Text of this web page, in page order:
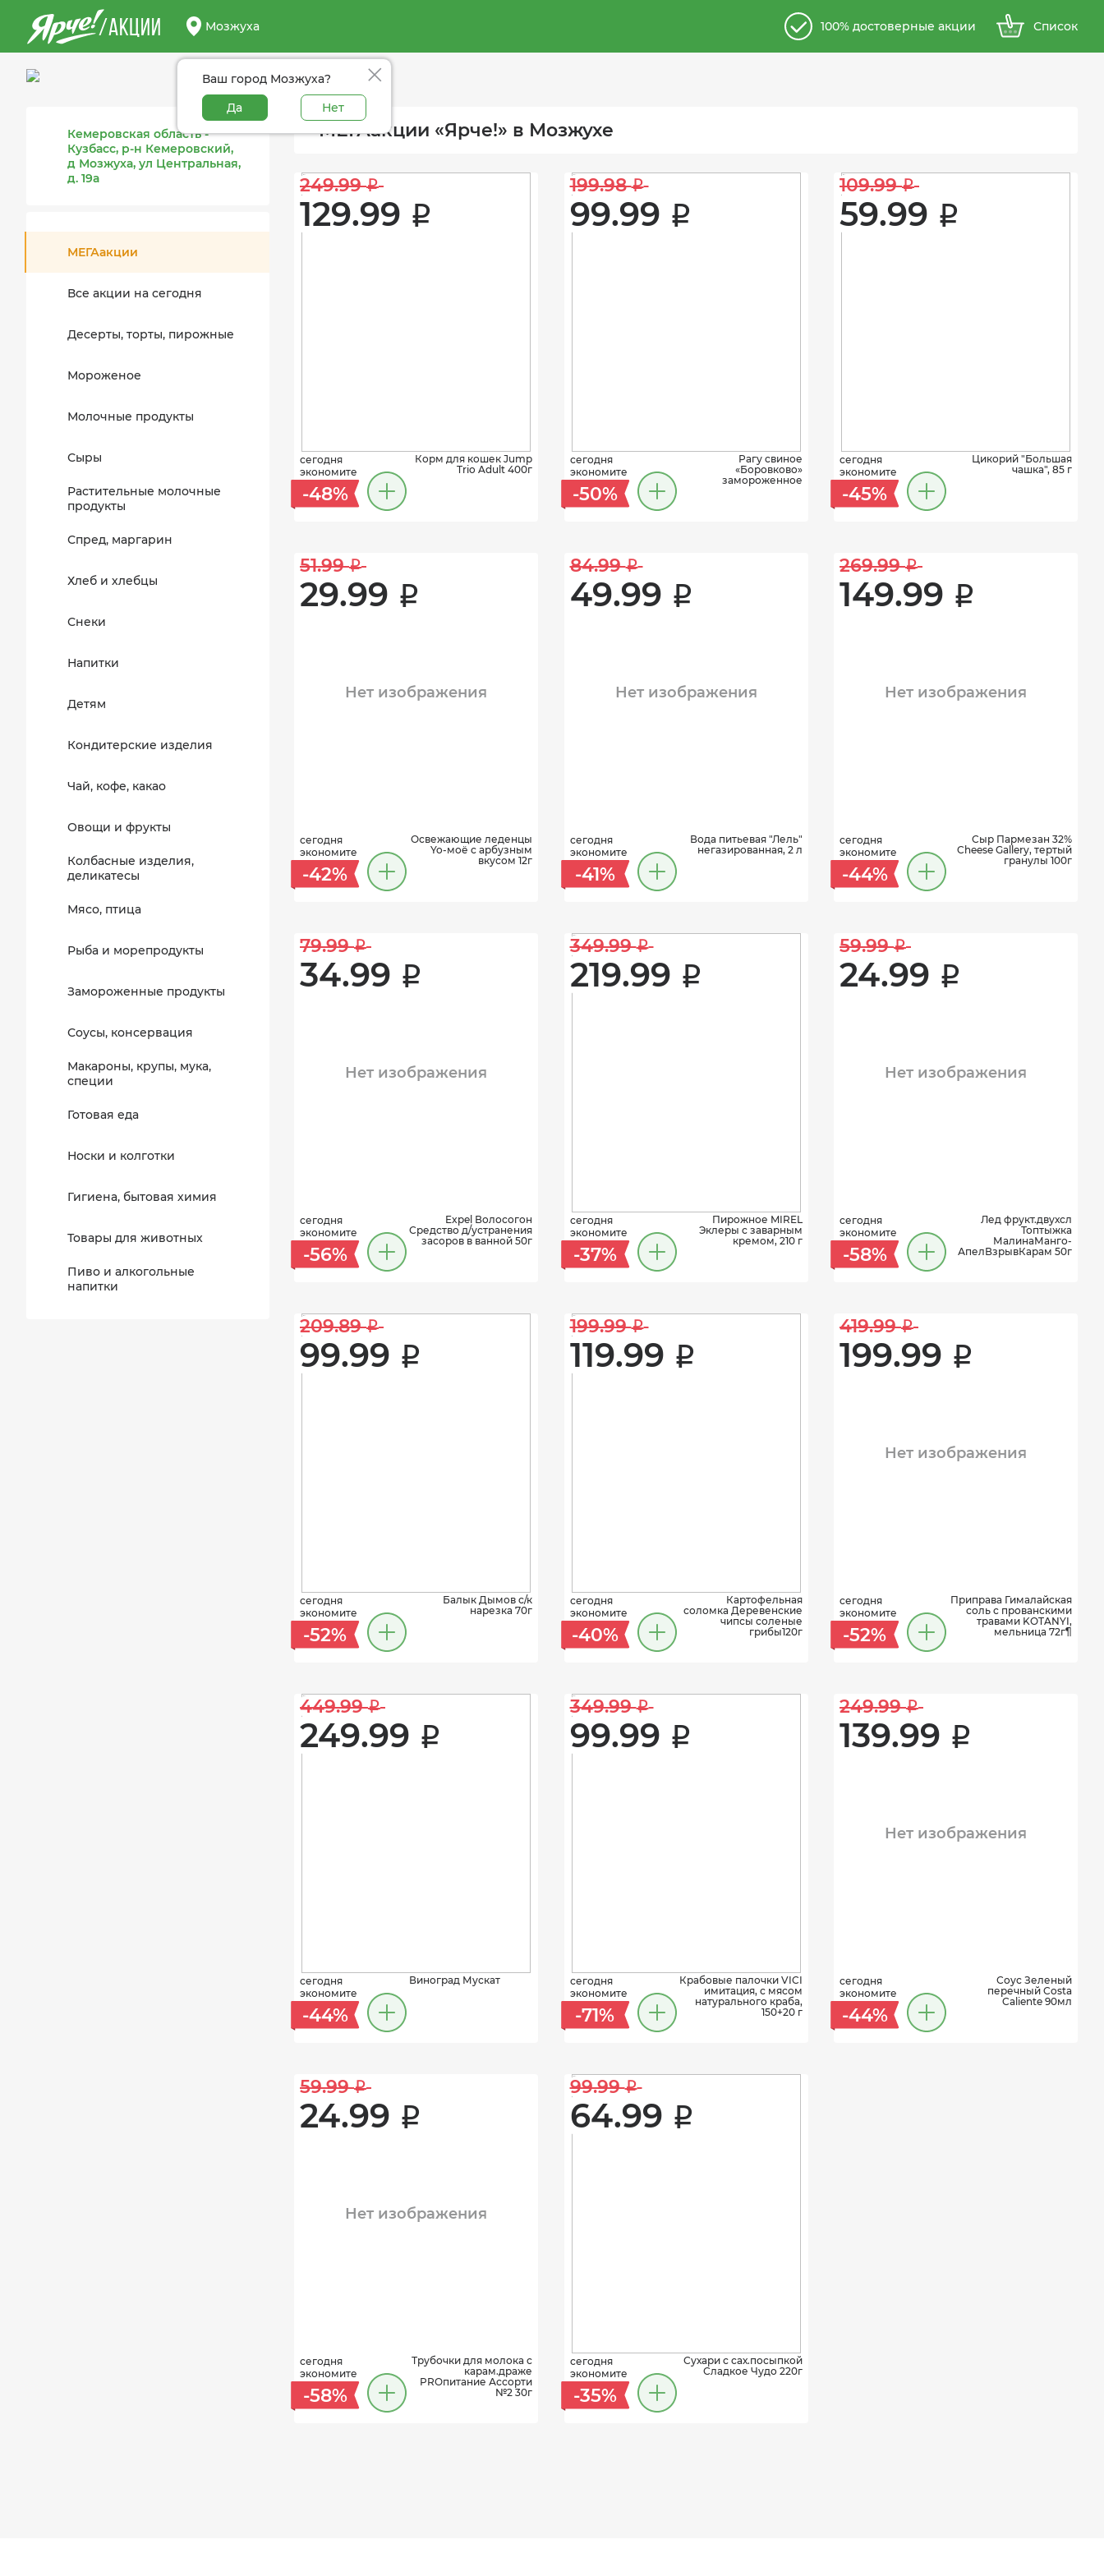
/АКЦИИ Мозжуха
Ваш город Мозжуха?
Да
Нет
100% достоверные акции Список
Кемеровская область -
Кузбасс, р-н Кемеровский,
д Мозжуха, ул Центральная,
д. 19а
МЕГАакции
Все акции на сегодня
Десерты, торты, пирожные
Мороженое
Молочные продукты
Сыры
Растительные молочные
продукты
Спред, маргарин
Хлеб и хлебцы
Снеки
Напитки
Детям
Кондитерские изделия
Чай, кофе, какао
Овощи и фрукты
Колбасные изделия,
деликатесы
Мясо, птица
Рыба и морепродукты
Замороженные продукты
Соусы, консервация
Макароны, крупы, мука,
специи
Готовая еда
Носки и колготки
Гигиена, бытовая химия
Товары для животных
Пиво и алкогольные
напитки
МЕГАакции «Ярче!» в Мозжухе
249.99 i
129.99 i
сегодня
экономите
-48%
Корм для кошек Jump
Trio Adult 400г
199.98 i
99.99 i
сегодня
экономите
-50%
Рагу свиное
«Боровково»
замороженное
109.99 i
59.99 i
сегодня
экономите
-45%
Цикорий "Большая
чашка", 85 г
51.99 i
29.99 i
Нет изображения
сегодня
экономите
-42%
Освежающие леденцы
Yo-моё с арбузным
вкусом 12г
84.99 i
49.99 i
Нет изображения
сегодня
экономите
-41%
Вода питьевая "Лель"
негазированная, 2 л
269.99 i
149.99 i
Нет изображения
сегодня
экономите
-44%
Сыр Пармезан 32%
Cheese Gallery, тертый
гранулы 100г
79.99 i
34.99 i
Нет изображения
сегодня
экономите
-56%
Expel Волосогон
Средство д/устранения
засоров в ванной 50г
349.99 i
219.99 i
сегодня
экономите
-37%
Пирожное MIREL
Эклеры с заварным
кремом, 210 г
59.99 i
24.99 i
Нет изображения
сегодня
экономите
-58%
Лед фрукт.двухсл
Топтыжка
МалинаМанго-
АпелВзрывКарам 50г
209.89 i
99.99 i
сегодня
экономите
-52%
Балык Дымов с/к
нарезка 70г
199.99 i
119.99 i
сегодня
экономите
-40%
Картофельная
соломка Деревенские
чипсы соленые
грибы120г
419.99 i
199.99 i
Нет изображения
сегодня
экономите
-52%
Приправа Гималайская
соль с прованскими
травами KOTANYI,
мельница 72г¶
449.99 i
249.99 i
сегодня
экономите
-44%
Виноград Мускат
349.99 i
99.99 i
сегодня
экономите
-71%
Крабовые палочки VICI
имитация, с мясом
натурального краба,
150+20 г
249.99 i
139.99 i
Нет изображения
сегодня
экономите
-44%
Соус Зеленый
перечный Costa
Caliente 90мл
59.99 i
24.99 i
Нет изображения
сегодня
экономите
-58%
Трубочки для молока с
карам.драже
PROпитание Ассорти
№2 30г
99.99 i
64.99 i
сегодня
экономите
-35%
Сухари с сах.посыпкой
Сладкое Чудо 220г